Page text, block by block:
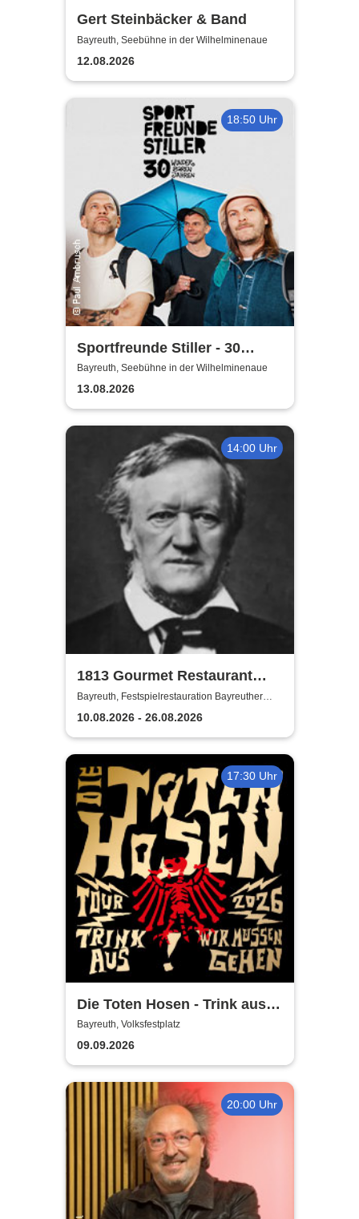
Gert Steinbäcker & Band
Bayreuth, Seebühne in der Wilhelminenaue
12.08.2026
18:50 Uhr
Sportfreunde Stiller - 30
wunderbaren Jahren
Bayreuth, Seebühne in der Wilhelminenaue
13.08.2026
14:00 Uhr
1813 Gourmet Restaurant
2026
Bayreuth, Festspielrestauration Bayreuther
Festspiele
10.08.2026 - 26.08.2026
17:30 Uhr
Die Toten Hosen - Trink aus!
Wir müssen gehen - Tour
2026
Bayreuth, Volksfestplatz
09.09.2026
20:00 Uhr